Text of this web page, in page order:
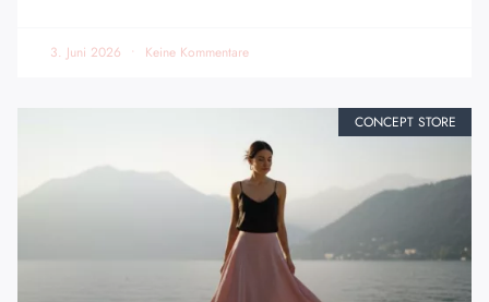
3. Juni 2026 Keine Kommentare
CONCEPT STORE